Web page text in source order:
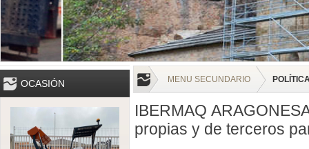
OCASIÓN MENU SECUNDARIO
IBERMAQ
propias y de terceros